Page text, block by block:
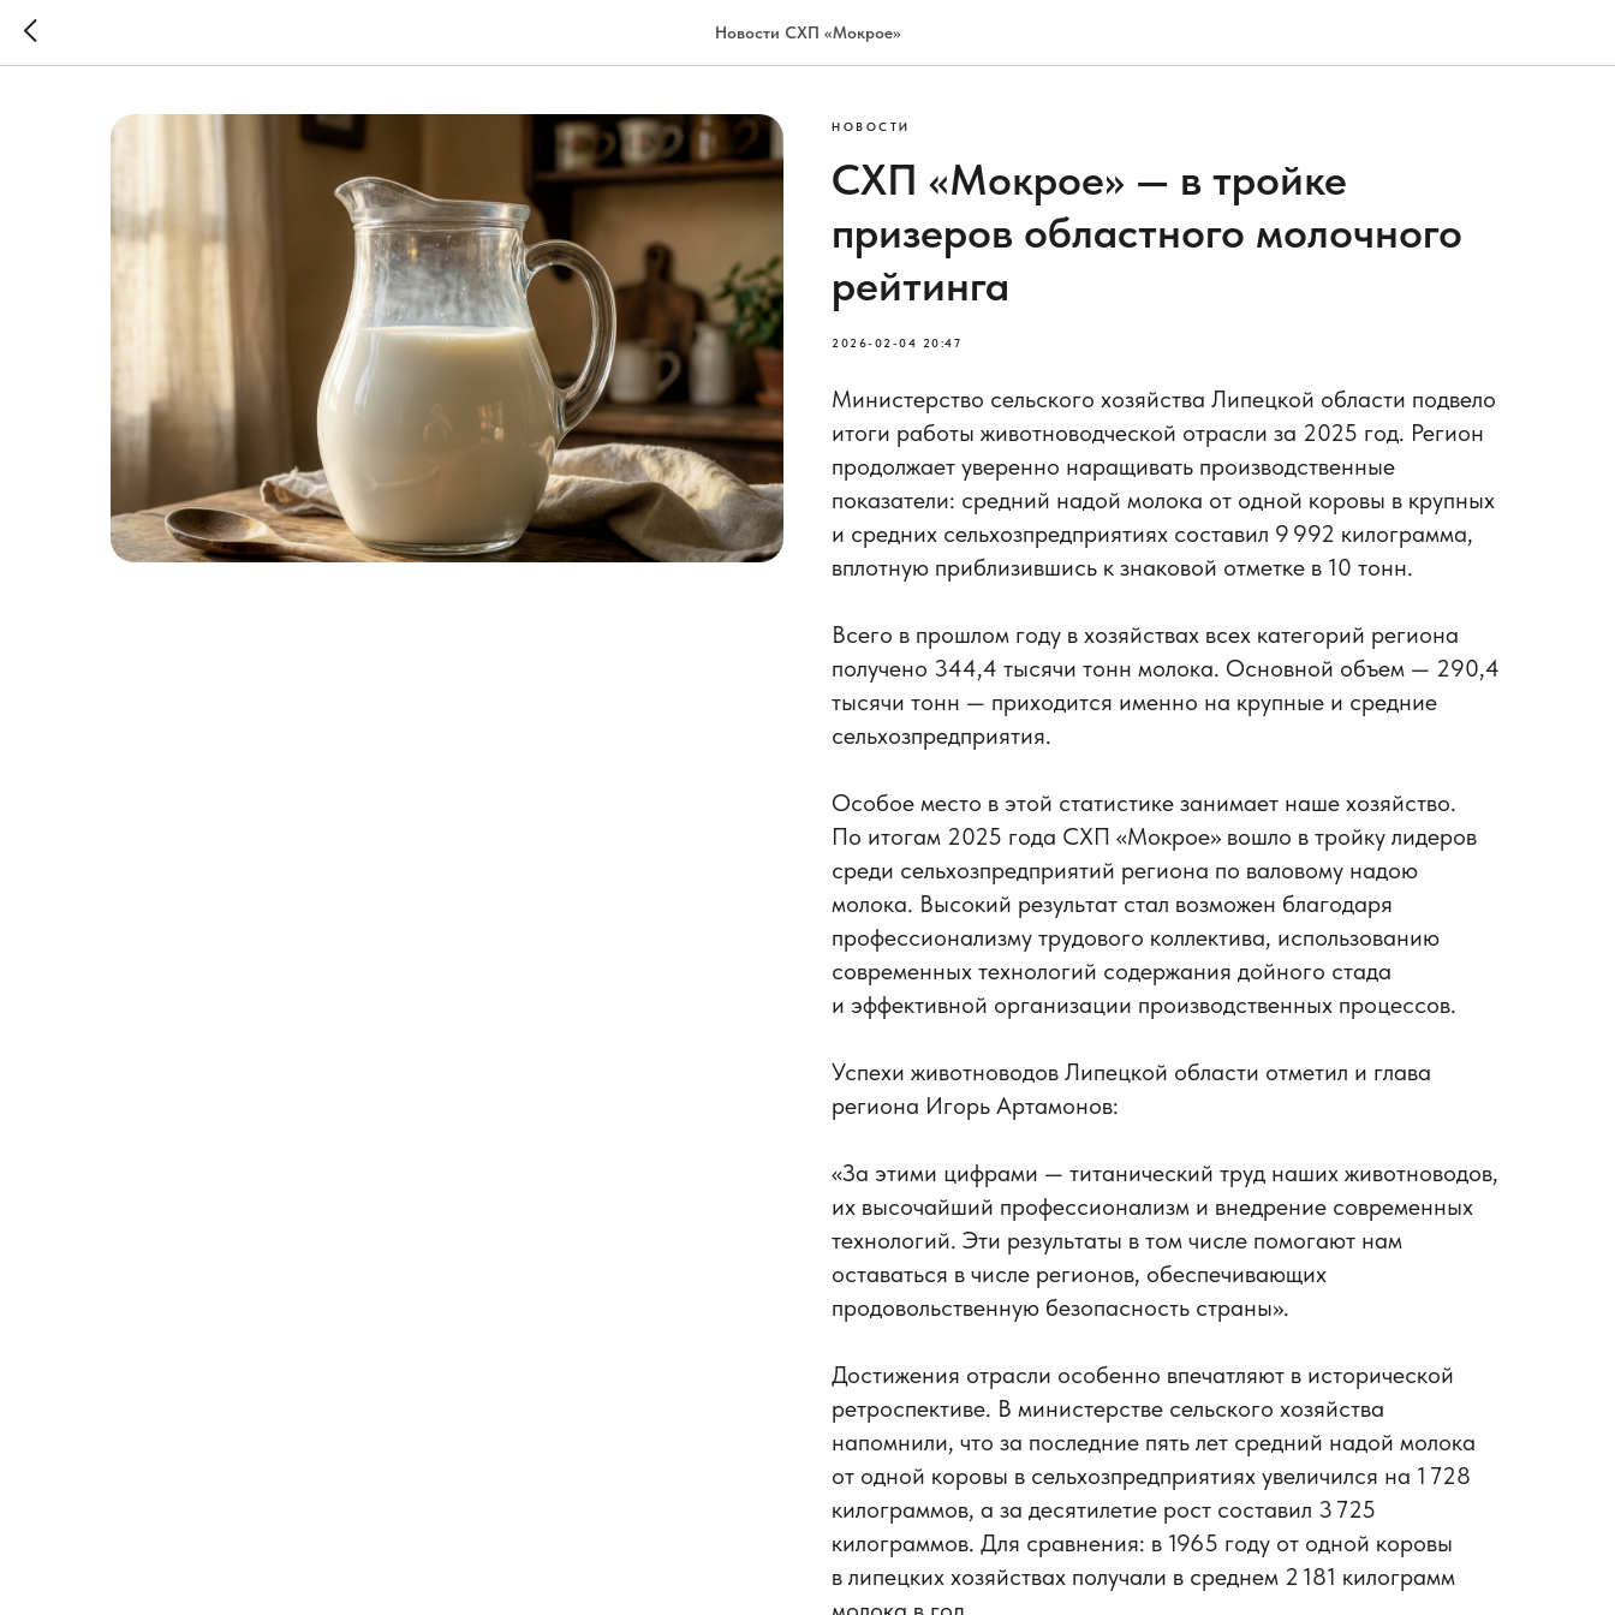
Новости СХП «Мокрое»
НОВОСТИ
СХП «Мокрое» — в тройке
призеров областного молочного
рейтинга
2026-02-04 20:47
Министерство сельского хозяйства Липецкой области подвело
итоги работы животноводческой отрасли за 2025 год. Регион
продолжает уверенно наращивать производственные
показатели: средний надой молока от одной коровы в крупных
и средних сельхозпредприятиях составил 9 992 килограмма,
вплотную приблизившись к знаковой отметке в 10 тонн.
Всего в прошлом году в хозяйствах всех категорий региона
получено 344,4 тысячи тонн молока. Основной объем — 290,4
тысячи тонн — приходится именно на крупные и средние
сельхозпредприятия.
Особое место в этой статистике занимает наше хозяйство.
По итогам 2025 года СХП «Мокрое» вошло в тройку лидеров
среди сельхозпредприятий региона по валовому надою
молока. Высокий результат стал возможен благодаря
профессионализму трудового коллектива, использованию
современных технологий содержания дойного стада
и эффективной организации производственных процессов.
Успехи животноводов Липецкой области отметил и глава
региона Игорь Артамонов:
«За этими цифрами — титанический труд наших животноводов,
их высочайший профессионализм и внедрение современных
технологий. Эти результаты в том числе помогают нам
оставаться в числе регионов, обеспечивающих
продовольственную безопасность страны».
Достижения отрасли особенно впечатляют в исторической
ретроспективе. В министерстве сельского хозяйства
напомнили, что за последние пять лет средний надой молока
от одной коровы в сельхозпредприятиях увеличился на 1 728
килограммов, а за десятилетие рост составил 3 725
килограммов. Для сравнения: в 1965 году от одной коровы
в липецких хозяйствах получали в среднем 2 181 килограмм